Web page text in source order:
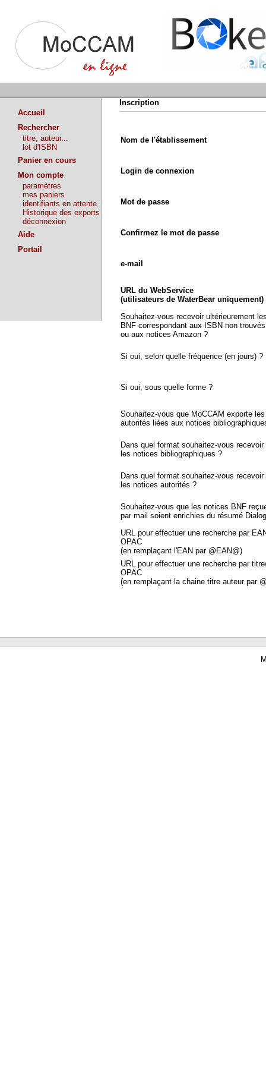
Accueil
Rechercher
titre, auteur...
lot d'ISBN
Panier en cours
Mon compte
paramètres
mes paniers
identifiants en attente
Historique des exports
déconnexion
Aide
Portail
Inscription
Nom de l'établissement
Login de connexion
Mot de passe
Confirmez le mot de passe
e-mail
URL du WebService
(utilisateurs de WaterBear uniquement)
Souhaitez-vous recevoir ultérieurement
BNF correspondant aux ISBN non trouvés
ou aux notices Amazon ?
Si oui, selon quelle fréquence (en jours) ?
Si oui, sous quelle forme ?
Souhaitez-vous que MoCCAM exporte
autorités liées aux notices
Dans quel format souhaitez-vous recevoir
les notices bibliographiques ?
Dans quel format souhaitez-vous recevoir
les notices autorités ?
Souhaitez-vous que les notices BNF
par mail soient enrichies du résumé
URL pour effectuer une recherche par
OPAC
(en remplaçant l'EAN par @EAN@)
URL pour effectuer une recherche par
OPAC
(en remplaçant la chaine titre auteur par